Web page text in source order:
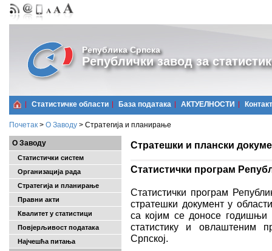
Република Српска
Републички завод за
Статистичке области Базa података АКТУЕЛНОСТИ Контакт
Почетак > О Заводу > Стратегија и планирање
О Заводу
Статистички систем
Организација рада
Стратегија и планирање
Правни акти
Квалитет у статистици
Повјерљивост података
Најчешћa питања
Стратешки и плански
Статистички програм
Статистички програм
стратешки документ у
са којим се доносе годишњи
статистику и овлаштеним
Српској.